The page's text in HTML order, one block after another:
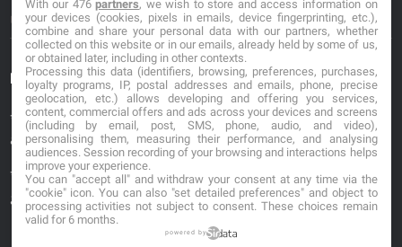
Política de cookies
Información de contacto
*No se garantiza que los datos mostrados estén
actualizados.
** Los precios mostrados son estimaciones y no se
garantiza su veracidad.
With our 476partners, we wish to store and access information on
your devices (cookies, pixels in emails, device fingerprinting, etc.),
combine and share your personal data with our partners, whether
collected on this website or in our emails, already held by some of us,
or obtained later, including in other contexts.
Processing this data (identifiers, browsing, preferences, purchases,
loyalty programs, IP, postal addresses and emails, phone, precise
geolocation, etc.) allows developing and offering you services,
content, commercial offers and ads across your devices and screens
(including by email, post, SMS, phone, audio, and video),
personalising them, measuring their performance, and analysing
audiences. Session recording of your browsing and interactions helps
improve your experience.
You can "accept all" and withdraw your consent at any time via the
"cookie" icon. You can also "set detailed preferences" and object to
processing activities not subject to consent. These choices remain
valid for 6 months.
powered by